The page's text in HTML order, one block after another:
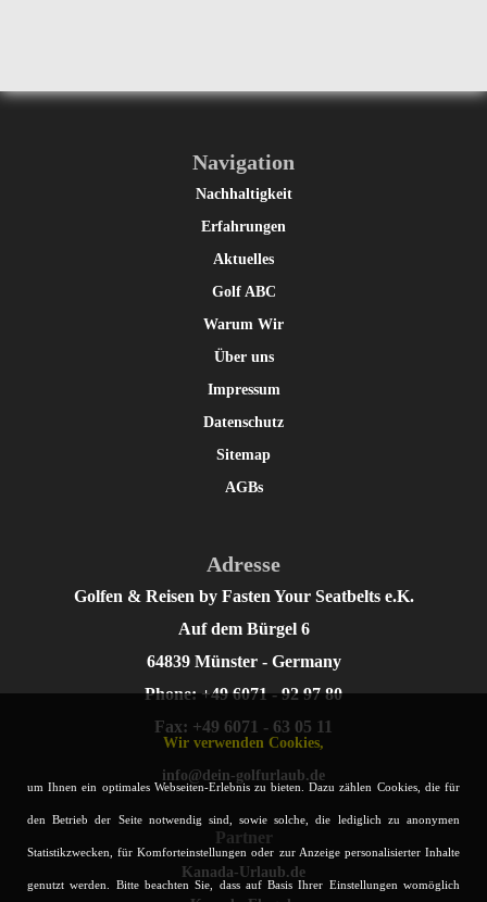
Navigation
Nachhaltigkeit
Erfahrungen
Aktuelles
Golf ABC
Warum Wir
Über uns
Impressum
Datenschutz
Sitemap
AGBs
Adresse
Golfen & Reisen by Fasten Your Seatbelts e.K.
Auf dem Bürgel 6
64839 Münster - Germany
Phone: +49 6071 - 92 97 80
Fax: +49 6071 - 63 05 11
info@dein-golfurlaub.de
Partner
Kanada-Urlaub.de
Wir verwenden Cookies,
um Ihnen ein optimales Webseiten-Erlebnis zu bieten. Dazu zählen Cookies, die für
den Betrieb der Seite notwendig sind, sowie solche, die lediglich zu anonymen
Statistikzwecken, für Komforteinstellungen oder zur Anzeige personalisierter Inhalte
genutzt werden. Bitte beachten Sie, dass auf Basis Ihrer Einstellungen womöglich